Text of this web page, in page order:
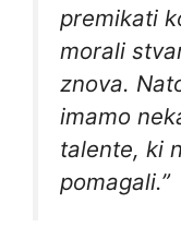
premikati
morali
znova.
imamo
talente, ki
pomagali.”